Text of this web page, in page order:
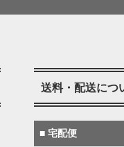
送料・配送につ
■ 宅配便